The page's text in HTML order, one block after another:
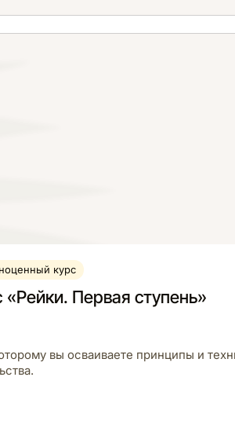
курс
Первая ступень»
вы осваиваете принципы и